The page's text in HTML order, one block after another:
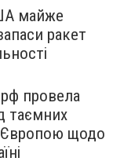
майже
ракет
провела
таємних
Європою щодо